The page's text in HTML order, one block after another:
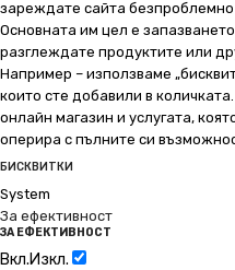
зареждате сайта
Основната им цел е
разглеждате продуктите или
Например – използваме
които сте добавили в
онлайн магазин и услугата,
оперира с пълните си
БИСКВИТКИ
System
За ефективност
ЗА ЕФЕКТИВНОСТ
Вкл.Изкл.